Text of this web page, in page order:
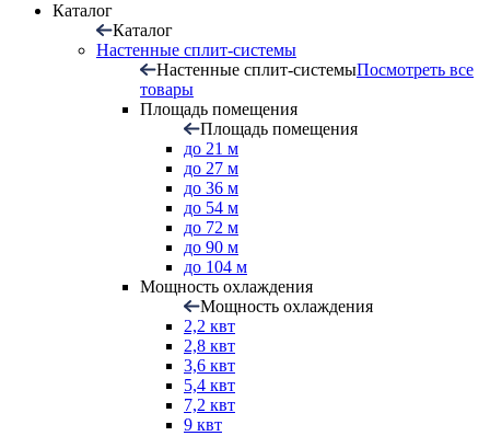
Каталог
Каталог
Настенные сплит-системы
Настенные сплит-системыПосмотреть все
товары
Площадь помещения
Площадь помещения
до 21 м
до 27 м
до 36 м
до 54 м
до 72 м
до 90 м
до 104 м
Мощность охлаждения
Мощность охлаждения
2,2 квт
2,8 квт
3,6 квт
5,4 квт
7,2 квт
9 квт